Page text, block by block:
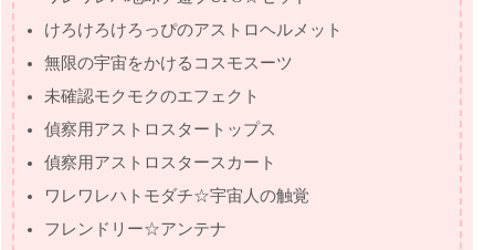
けろけろけろっぴのアストロヘルメット
無限の宇宙をかけるコスモスーツ
未確認モクモクのエフェクト
偵察用アストロスタートップス
偵察用アストロスタースカート
ワレワレハトモダチ☆宇宙人の触覚
フレンドリー☆アンテナ